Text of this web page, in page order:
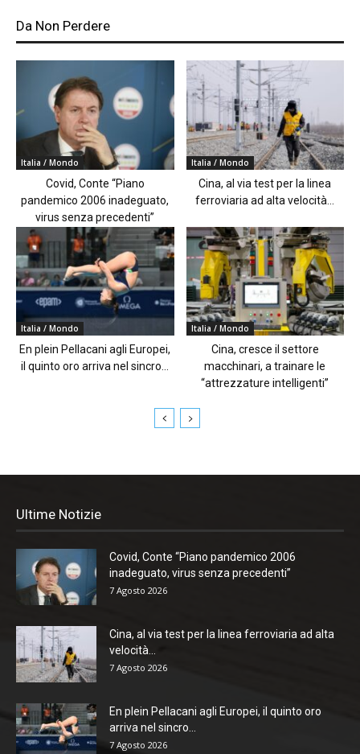
Da Non Perdere
Italia / Mondo
Covid, Conte “Piano
pandemico 2006 inadeguato,
virus senza precedenti”
Italia / Mondo
Cina, al via test per la linea
ferroviaria ad alta velocità...
Italia / Mondo
En plein Pellacani agli Europei,
il quinto oro arriva nel sincro...
Italia / Mondo
Cina, cresce il settore
macchinari, a trainare le
“attrezzature intelligenti”
Ultime Notizie
Covid, Conte “Piano pandemico 2006
inadeguato, virus senza precedenti”
7 Agosto 2026
Cina, al via test per la linea ferroviaria ad alta
velocità...
7 Agosto 2026
En plein Pellacani agli Europei, il quinto oro
arriva nel sincro...
7 Agosto 2026